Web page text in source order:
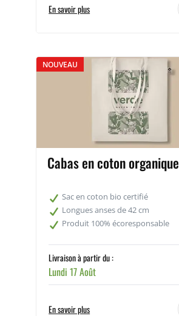
En savoir plus
NOUVEAU
Cabas en coton organique
Sac en coton bio certifié
Longues anses de 42 cm
Produit 100% écoresponsable
Livraison à partir du :
Lundi 17 Août
En savoir plus